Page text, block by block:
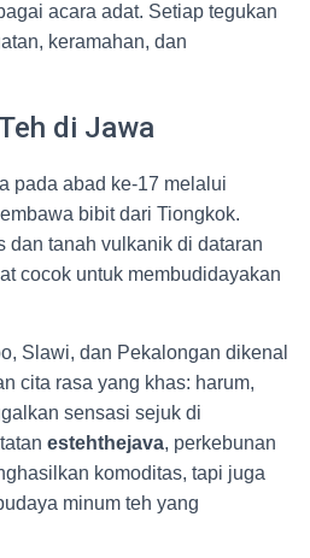
acara adat. Setiap tegukan
keramahan, dan
di Jawa
pada abad ke-17 melalui
bibit dari Tiongkok.
dan tanah vulkanik di dataran
cocok untuk membudidayakan
Slawi, dan Pekalongan dikenal
cita rasa yang khas: harum,
sensasi sejuk di
estehthejava, perkebunan
komoditas, tapi juga
minum teh yang